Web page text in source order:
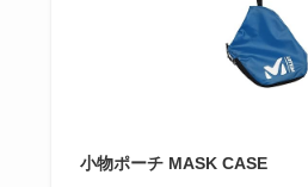
小物ポーチ MASK CASE